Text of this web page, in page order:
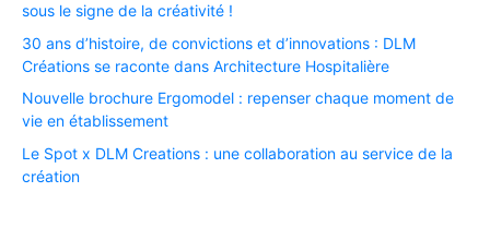
sous le signe de la créativité !​
30 ans d’histoire, de convictions et d’innovations : DLM
Créations se raconte dans Architecture Hospitalière​
Nouvelle brochure Ergomodel : repenser chaque moment de
vie en établissement ​
Le Spot x DLM Creations : une collaboration au service de la
création​